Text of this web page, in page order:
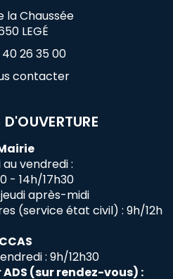
la Chaussée
LEGÉ
26 35 00
contacter
au vendredi :
- 14h/17h30
après-midi
(service état civil) : 9h/12h
CCAS
: 9h/12h30
(sur rendez-vous) :